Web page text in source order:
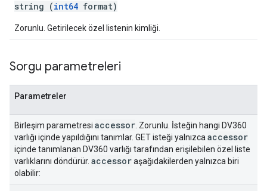
string (int64 format)
Zorunlu. Getirilecek özel listenin kimliği.
Sorgu parametreleri
Parametreler
Birleşim parametresi accessor . Zorunlu. İsteğin hangi DV360
varlığı içinde yapıldığını tanımlar. GET isteği yalnızca accessor
içinde tanımlanan DV360 varlığı tarafından erişilebilen özel liste
varlıklarını döndürür. accessoraşağıdakilerden yalnızca biri
olabilir: